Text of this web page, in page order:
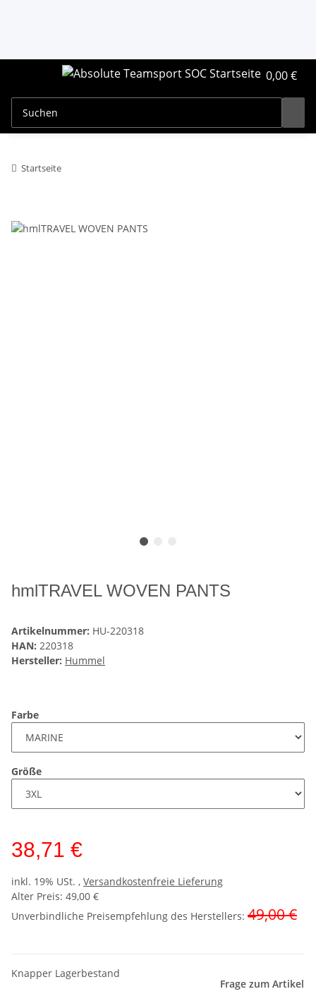
0,00 €
Startseite
hmlTRAVEL WOVEN PANTS
Artikelnummer: HU-220318
HAN: 220318
Hersteller: Hummel
Farbe
Größe
38,71 €
inkl. 19% USt. , Versandkostenfreie Lieferung
Alter Preis: 49,00 €
Unverbindliche Preisempfehlung des Herstellers: 49,00 €
Knapper Lagerbestand
Frage zum Artikel